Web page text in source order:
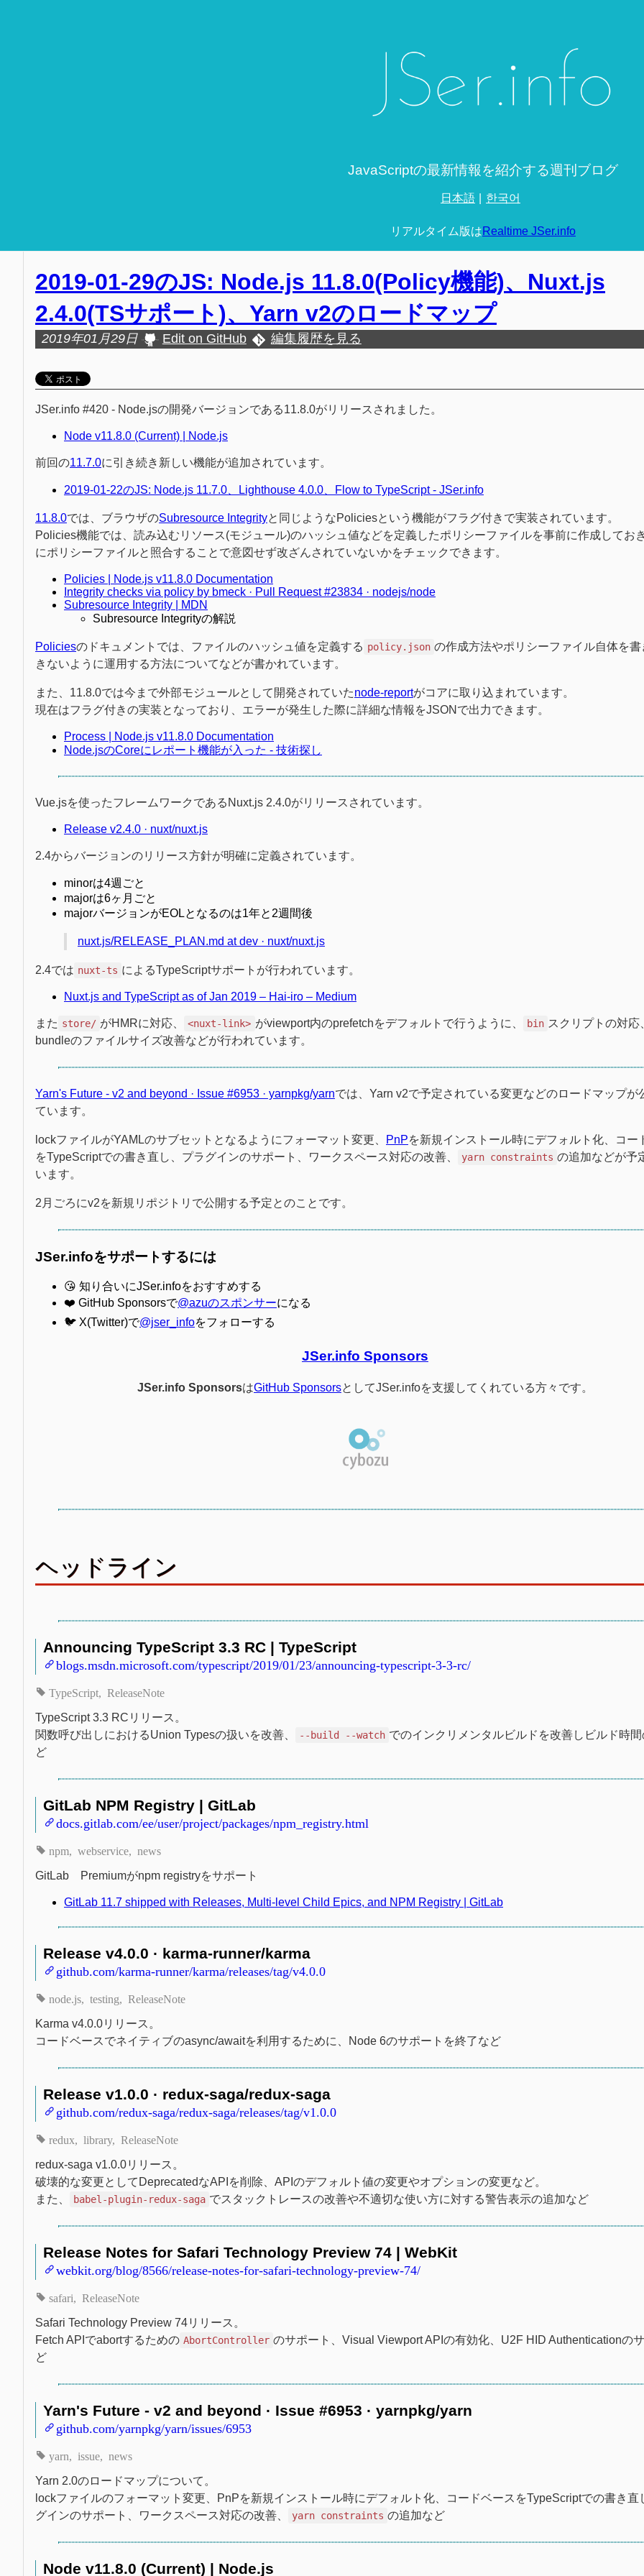
JavaScriptの最新情報を紹介する週刊ブログ
日本語 한국어
リアルタイム版はRealtime JSer.info
2019-01-29のJS: Node.js 11.8.0(Policy機能)、Nuxt.js
2.4.0(TSサポート)、Yarn v2のロードマップ
2019年01月29日 Edit on GitHub 編集履歴を見る
JSer.info #420 - Node.jsの開発バージョンである11.8.0がリリースされました。
Node v11.8.0 (Current) | Node.js
前回の11.7.0に引き続き新しい機能が追加されています。
2019-01-22のJS: Node.js 11.7.0、Lighthouse 4.0.0、Flow to TypeScript - JSer.info
11.8.0では、ブラウザのSubresource Integrityと同じようなPoliciesという機能がフラグ付きで実装されています。
Policies機能では、読み込むリソース(モジュール)のハッシュ値などを定義したポリシーファイルを事前に作成してお
にポリシーファイルと照合することで意図せず改ざんされていないかをチェックできます。
Policies | Node.js v11.8.0 Documentation
Integrity checks via policy by bmeck · Pull Request #23834 · nodejs/node
Subresource Integrity | MDN
Subresource Integrityの解説
Policiesのドキュメントでは、ファイルのハッシュ値を定義する policy.json の作成方法やポリシーファイル自体を
きないように運用する方法についてなどが書かれています。
また、11.8.0では今まで外部モジュールとして開発されていたnode-reportがコアに取り込まれています。
現在はフラグ付きの実装となっており、エラーが発生した際に詳細な情報をJSONで出力できます。
Process | Node.js v11.8.0 Documentation
Node.jsのCoreにレポート機能が入った - 技術探し
Vue.jsを使ったフレームワークであるNuxt.js 2.4.0がリリースされています。
Release v2.4.0 · nuxt/nuxt.js
2.4からバージョンのリリース方針が明確に定義されています。
minorは4週ごと
majorは6ヶ月ごと
majorバージョンがEOLとなるのは1年と2週間後
nuxt.js/RELEASE_PLAN.md at dev · nuxt/nuxt.js
2.4では nuxt-ts によるTypeScriptサポートが行われています。
Nuxt.js and TypeScript as of Jan 2019 – Hai-iro – Medium
また store/ がHMRに対応、 <nuxt-link> がviewport内のprefetchをデフォルトで行うように、 bin スクリプトの対応
bundleのファイルサイズ改善などが行われています。
Yarn's Future - v2 and beyond · Issue #6953 · yarnpkg/yarnでは、Yarn v2で予定されている変更などのロードマップが
ています。
lockファイルがYAMLのサブセットとなるようにフォーマット変更、 PnPを新規インストール時にデフォルト化、コー
をTypeScriptでの書き直し、プラグインのサポート、ワークスペース対応の改善、
yarn constraints の追加などが予
います。
2月ごろにv2を新規リポジトリで公開する予定とのことです。
JSer.infoをサポートするには
😘 知り合いにJSer.infoをおすすめする
❤️ GitHub Sponsorsで@azuのスポンサーになる
🐦 X(Twitter)で@jser_infoをフォローする
JSer.info Sponsors
JSer.info SponsorsはGitHub SponsorsとしてJSer.infoを支援してくれている方々です。
ヘッドライン
Announcing TypeScript 3.3 RC | TypeScript
blogs.msdn.microsoft.com/typescript/2019/01/23/announcing-typescript-3-3-rc/
TypeScript ReleaseNote
TypeScript 3.3 RCリリース。
関数呼び出しにおけるUnion Typesの扱いを改善、
--build --watch でのインクリメンタルビルドを改善しビルド時
ど
GitLab NPM Registry | GitLab
docs.gitlab.com/ee/user/project/packages/npm_registry.html
npm webservice news
GitLab Premiumがnpm registryをサポート
GitLab 11.7 shipped with Releases, Multi-level Child Epics, and NPM Registry | GitLab
Release v4.0.0 · karma-runner/karma
github.com/karma-runner/karma/releases/tag/v4.0.0
node.js testing ReleaseNote
Karma v4.0.0リリース。
コードベースでネイティブのasync/awaitを利用するために、Node 6のサポートを終了など
Release v1.0.0 · redux-saga/redux-saga
github.com/redux-saga/redux-saga/releases/tag/v1.0.0
redux library ReleaseNote
redux-saga v1.0.0リリース。
破壊的な変更としてDeprecatedなAPIを削除、APIのデフォルト値の変更やオプションの変更など。
また、
babel-plugin-redux-saga でスタックトレースの改善や不適切な使い方に対する警告表示の追加など
Release Notes for Safari Technology Preview 74 | WebKit
webkit.org/blog/8566/release-notes-for-safari-technology-preview-74/
safari ReleaseNote
Safari Technology Preview 74リリース。
Fetch APIでabortするための AbortController のサポート、Visual Viewport APIの有効化、U2F HID Authenticationの
ど
Yarn's Future - v2 and beyond · Issue #6953 · yarnpkg/yarn
github.com/yarnpkg/yarn/issues/6953
yarn issue news
Yarn 2.0のロードマップについて。
lockファイルのフォーマット変更、PnPを新規インストール時にデフォルト化、コードベースをTypeScriptでの書き直
グインのサポート、ワークスペース対応の改善、
yarn constraints の追加など
Node v11.8.0 (Current) | Node.js